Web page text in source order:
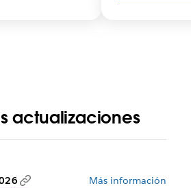
actualizaciones
Más información